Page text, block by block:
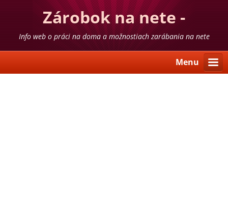
Zárobok na nete -
skúsenosti
Info web o práci na doma a možnostiach zarábania na nete
Menu